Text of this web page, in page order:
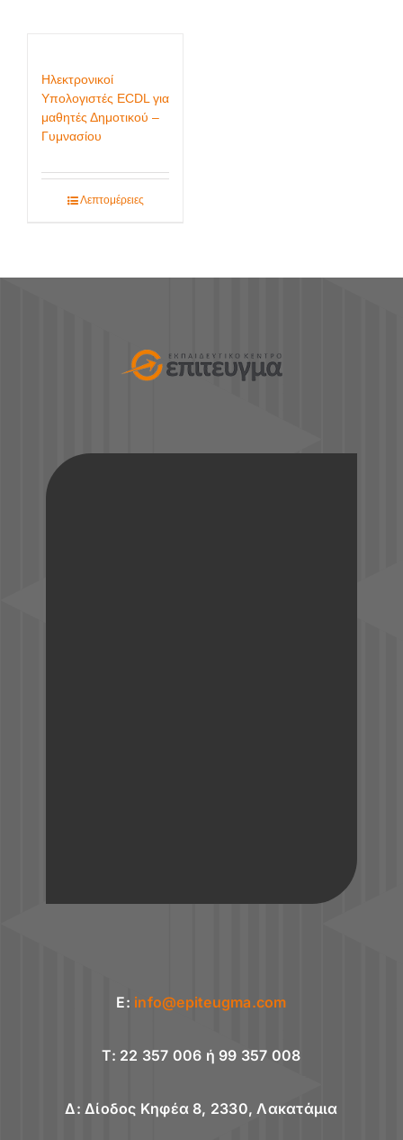
Ηλεκτρονικοί
Υπολογιστές ECDL για
μαθητές Δημοτικού –
Γυμνασίου
Λεπτομέρειες
E: info@epiteugma.com
T: 22 357 006 ή 99 357 008
Δ: Δίοδος Κηφέα 8, 2330, Λακατάμια